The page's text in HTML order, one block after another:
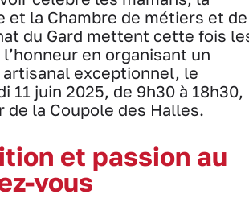
et la Chambre de métiers et de
du Gard mettent cette fois
l’honneur en organisant un
artisanal exceptionnel, le
11 juin 2025, de 9h30 à 18h30,
de la Coupole des Halles.
et passion au
vous